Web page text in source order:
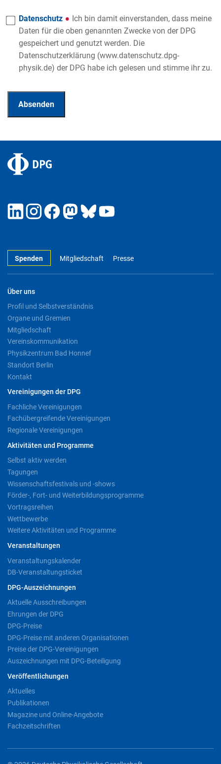
Datenschutz
Ich bin damit einverstanden, dass meine
Daten für die oben genannten Zwecke von der DPG
gespeichert und genutzt werden. Die
Datenschutzerklärung (www.datenschutz.dpg-
physik.de) der DPG habe ich gelesen und stimme ihr zu.
Spenden Mitgliedschaft Presse
Über uns
Profil und Selbstverständnis
Organe und Gremien
Mitgliedschaft
Vereinskommunikation
Physikzentrum Bad Honnef
Standort Berlin
Kontakt
Vereinigungen der DPG
Fachliche Vereinigungen
Fachübergreifende Vereinigungen
Regionale Vereinigungen
Aktivitäten und Programme
Selbst aktiv werden
Tagungen
Wissenschaftsfestivals und -shows
Förder-, Fort- und Weiterbildungsprogramme
Vortragsreihen
Wettbewerbe
Weitere Aktivitäten und Programme
Veranstaltungen
Veranstaltungskalender
DB-Veranstaltungsticket
DPG-Auszeichnungen
Aktuelle Ausschreibungen
Ehrungen der DPG
DPG-Preise
DPG-Preise mit anderen Organisationen
Preise der DPG-Vereinigungen
Auszeichnungen mit DPG-Beteiligung
Veröffentlichungen
Aktuelles
Publikationen
Magazine und Online-Angebote
Fachzeitschriften